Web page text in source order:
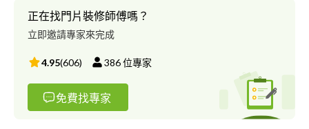
正在找門片裝修師傅嗎？
立即邀請專家來完成
4.95(606) 386位專家
免費找專家